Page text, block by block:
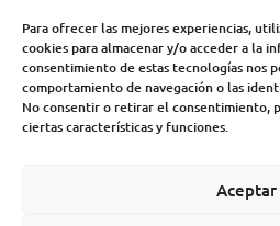
Para ofrecer las mejores experiencias,
cookies para almacenar y/o acceder a la
consentimiento de estas tecnologías nos
comportamiento de navegación o las
No consentir o retirar el consentimiento,
ciertas características y funciones.
Aceptar
viernes de 9:00 a
ininterrumpido.
Psicología: Lunes de
presencialmente y